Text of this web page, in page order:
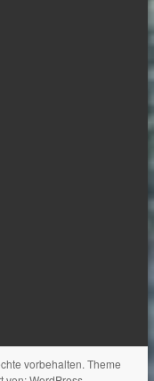
vorbehalten. Theme